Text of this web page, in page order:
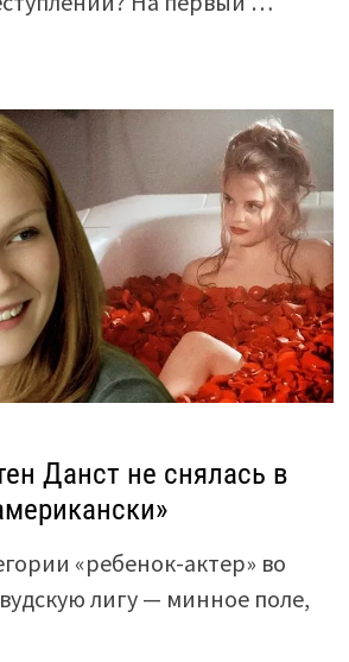
Данст не снялась в
«ребенок-актер» во
лигу — минное поле,